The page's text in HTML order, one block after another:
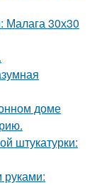
Малага 30х30
доме
штукатурки:
руками: